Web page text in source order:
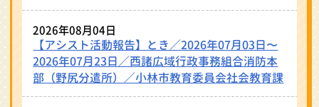
2026年08月04日
【アシスト活動報告】とき／2026年07月03日〜
2026年07月23日／西諸広域行政事務組合消防本
部（野尻分遣所）／小林市教育委員会社会教育課